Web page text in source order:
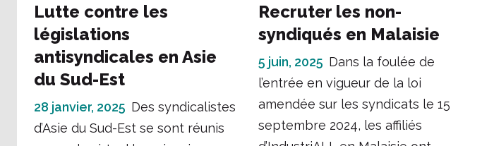
Lutte contre les
législations
antisyndicales en Asie
du Sud-Est
28 janvier, 2025 Des syndicalistes
d’Asie du Sud-Est se sont réunis
Recruter les non-
syndiqués en Malaisie
5 juin, 2025 Dans la foulée de
l’entrée en vigueur de la loi
amendée sur les syndicats le 15
septembre 2024, les affiliés